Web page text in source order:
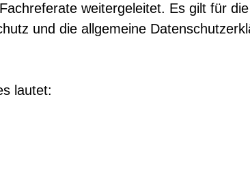
weitergeleitet. Es gilt für
und die allgemeine
lautet: